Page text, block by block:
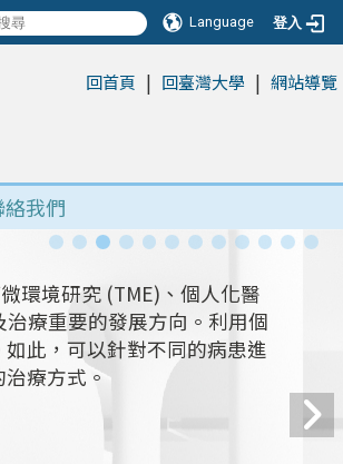
Language 登入
回首頁 | 回臺灣大學 | 網站導覽
絡我們
環境研究 (TME)、個人化醫
療重要的發展方向。利用個
此，可以針對不同的病患進
療方式。